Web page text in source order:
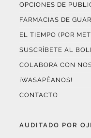
OPCIONES DE
FARMACIAS DE
EL TIEMPO (POR
SUSCRÍBETE AL
COLABORA CON
¡WASAPÉANOS!
CONTACTO
AUDITADO POR